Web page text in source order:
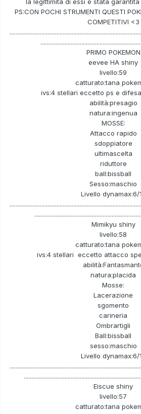
la legittimità di essi è stata
PS:CON POCHI STRUMENTI QUESTI
COMPETITIVI <3
PRIMO POKEMON
eevee HA shiny
livello:59
catturato:tana
ivs:4 stellari eccetto ps e
abilità:presagio
natura:ingenua
MOSSE:
Attacco rapido
sdoppiatore
ultimascelta
riduttore
ball:bissball
Sesso:maschio
Livello dynamax:6/
Mimikyu shiny
livello:58
catturato:tana
ivs:4 stellari eccetto attacco
natura:placida
Mosse:
Lacerazione
sgomento
carineria
Ombrartigli
Ball:bissball
sesso:maschio
Livello dynamax:6/
Eiscue shiny
livello:57
catturato:tana